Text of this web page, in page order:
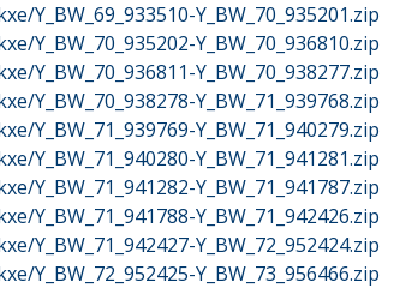
Y_BW_69_933510-Y_BW_70_935201.zip
Y_BW_70_935202-Y_BW_70_936810.zip
Y_BW_70_936811-Y_BW_70_938277.zip
Y_BW_70_938278-Y_BW_71_939768.zip
Y_BW_71_939769-Y_BW_71_940279.zip
Y_BW_71_940280-Y_BW_71_941281.zip
Y_BW_71_941282-Y_BW_71_941787.zip
Y_BW_71_941788-Y_BW_71_942426.zip
Y_BW_71_942427-Y_BW_72_952424.zip
Y_BW_72_952425-Y_BW_73_956466.zip